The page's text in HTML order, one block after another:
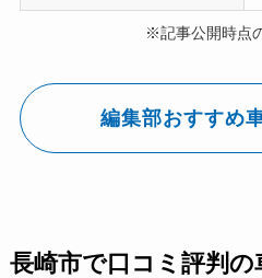
※記事公開時点
編集部おすすめ
長崎市で口コミ評判の